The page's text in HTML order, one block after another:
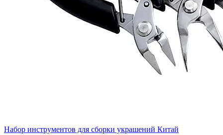
Набор инструментов для сборки украшений Китай